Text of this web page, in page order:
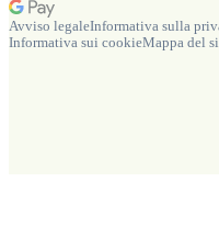
Avviso legaleInformativa sulla
Informativa sui cookieMappa del